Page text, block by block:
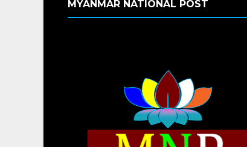
MYANMAR NATIONAL POST